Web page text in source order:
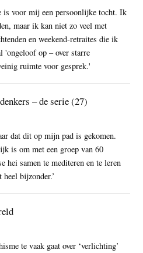
voor mij een persoonlijke tocht. Ik
maar ik kan niet zo veel met
en weekend-retraites die ik
'ongeloof op – over starre
ruimte voor gesprek.'
– de serie (27)
dat dit op mijn pad is gekomen.
is om met een groep van 60
hei samen te mediteren en te leren
bijzonder.’
te vaak gaat over ‘verlichting’